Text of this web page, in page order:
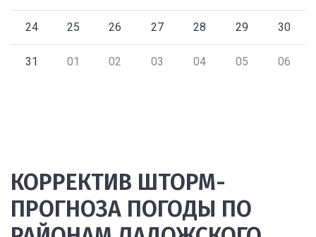
24 25 26 27 28 29 30
31 01 02 03 04 05 06
КОРРЕКТИВ ШТОРМ-
ПРОГНОЗА ПОГОДЫ ПО